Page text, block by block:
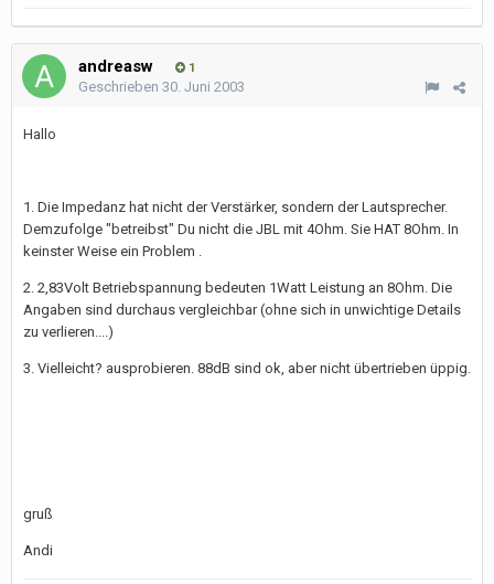
andreasw 1
Geschrieben 30. Juni 2003
Hallo
1. Die Impedanz hat nicht der Verstärker, sondern der Lautsprecher.
Demzufolge "betreibst" Du nicht die JBL mit 4Ohm. Sie HAT 8Ohm. In
keinster Weise ein Problem .
2. 2,83Volt Betriebspannung bedeuten 1Watt Leistung an 8Ohm. Die
Angaben sind durchaus vergleichbar (ohne sich in unwichtige Details
zu verlieren....)
3. Vielleicht? ausprobieren. 88dB sind ok, aber nicht übertrieben üppig.
gruß
Andi